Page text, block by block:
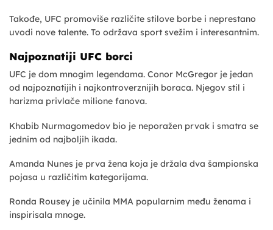
Takođe, UFC promoviše različite stilove borbe i neprestano
uvodi nove talente. To održava sport svežim i interesantnim.
Najpoznatiji UFC borci
UFC je dom mnogim legendama. Conor McGregor je jedan
od najpoznatijih i najkontroverznijih boraca. Njegov stil i
harizma privlače milione fanova.
Khabib Nurmagomedov bio je neporažen prvak i smatra se
jednim od najboljih ikada.
Amanda Nunes je prva žena koja je držala dva šampionska
pojasa u različitim kategorijama.
Ronda Rousey je učinila MMA popularnim među ženama i
inspirisala mnoge.